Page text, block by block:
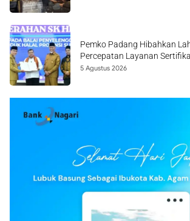
Pemko Padang Hibahkan
Percepatan Layanan
5 Agustus 2026